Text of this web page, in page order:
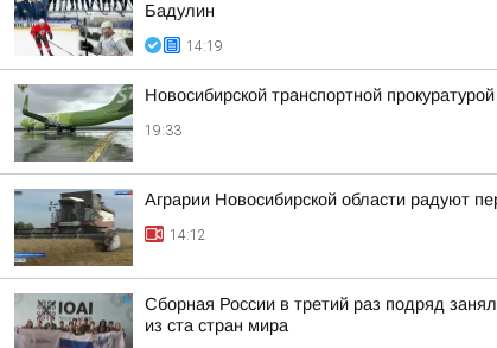
Бадулин
14:19
Новосибирской транспортной
19:33
Аграрии Новосибирской области радуют
14:12
Сборная России в третий раз подряд
из ста стран мира